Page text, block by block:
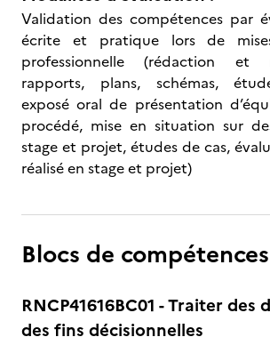
Validation des compétences par
écrite et pratique lors de
professionnelle (rédaction et
rapports, plans, schémas,
exposé oral de présentation
procédé, mise en situation sur
stage et projet, études de cas,
réalisé en stage et projet)
Blocs de compétences
RNCP41616BC01 - Traiter des
des fins décisionnelles